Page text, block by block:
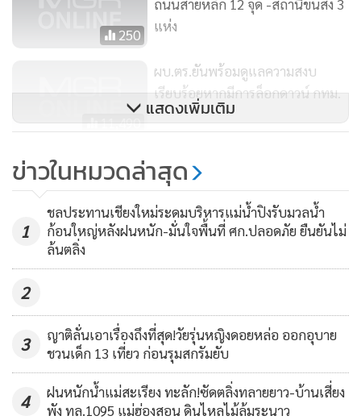
250
ถนนสายหลัก 12 จุด -สถานีขนส่ง 3
แห่ง
11,490
ผบ.ตร.ยันพร้อมดูแลความสงบ
เรียบร้อยหากมีการล็อกดาวน์ กทม.
242
ขาดผู้กระทำผิดช่วงสถานการณ์
ไวรัสโควิด-19
แสดงเพิ่มเติม
ข่าวในหมวดล่าสุด
1
ชลประทานเชียงใหม่ระดมบริหารแม่น้ำปิงรับมวลน้ำ
ก้อนใหญ่หลังฝนหนัก-มั่นใจพื้นที่ ศก.ปลอดภัย ยืนยันไม่
ล้นตลิ่ง
2
3
ญาติลั่นเอาเรื่องถึงที่สุด!วัยรุ่นหญิงดอยหล่อ ออกอุบาย
ชวนเด็ก 13 เที่ยว ก่อนรุมสกรัมยับ
4
ฝนหนักน้ำแม่สะเรียง ทะลัก!ซัดตลิ่งทลายยาว-บ้านเสี่ยง
พัง ทล.1095 แม่ฮ่องสอน ดินไหลไม้ล้มระนาว